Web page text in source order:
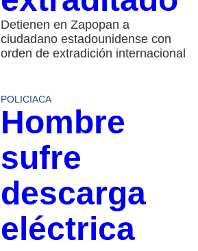
Detienen en Zapopan a
ciudadano estadounidense con
orden de extradición internacional
POLICIACA
Hombre
sufre
descarga
eléctrica